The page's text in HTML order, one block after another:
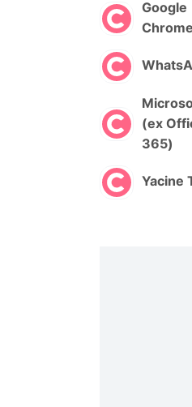
Google
Chrome
(ex
365)
Yacine